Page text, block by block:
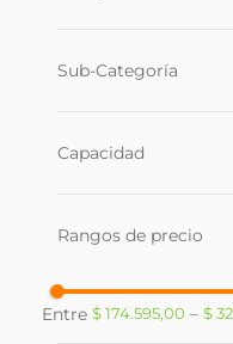
Sub-Categoría
Hombre
Capacidad
30 ml (1 )
Rangos de precio
$ 174.595,00 – $